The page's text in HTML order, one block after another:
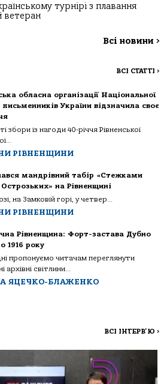
турнірі з плавання
ветеран
Всі новини >
ВСІ СТАТТІ >
обласна організації Національної
письменників України відзначила своє
збори із нагоди 40-річчя Рівненської
РІВНЕНЩИНИ
мандрівний табір «Стежками
Острозьких» на Рівненщині
на Замковій горі, у четвер...
РІВНЕНЩИНИ
Рівненщина: Форт-застава Дубно
1916 року
пропонуємо читачам переглянути
архівні світлини...
ЯЦЕЧКО-БЛАЖЕНКО
ВСІ ІНТЕРВ'Ю >